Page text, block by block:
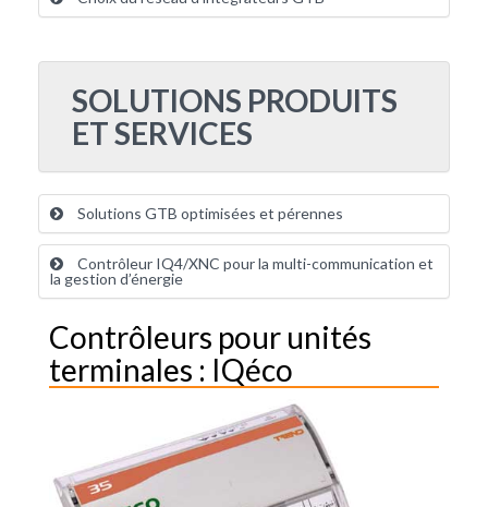
SOLUTIONS PRODUITS
ET SERVICES
Solutions GTB optimisées et pérennes
Contrôleur IQ4/XNC pour la multi-communication et
la gestion d’énergie
Contrôleurs pour unités
terminales : IQéco